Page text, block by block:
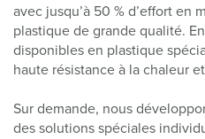
avec jusqu’à 50 % d’effort en
plastique de grande qualité.
disponibles en plastique
haute résistance à la chaleur
Sur demande, nous
des solutions spéciales